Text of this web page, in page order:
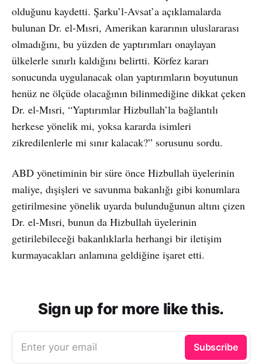
olduğunu kaydetti. Şarku’l-Avsat’a açıklamalarda
bulunan Dr. el-Mısri, Amerikan kararının uluslararası
olmadığını, bu yüzden de yaptırımları onaylayan
ülkelerle sınırlı kaldığını belirtti. Körfez kararı
sonucunda uygulanacak olan yaptırımların boyutunun
henüz ne ölçüde olacağının bilinmediğine dikkat çeken
Dr. el-Mısri, “Yaptırımlar Hizbullah’la bağlantılı
herkese yönelik mi, yoksa kararda isimleri
zikredilenlerle mi sınır kalacak?” sorusunu sordu.
ABD yönetiminin bir süre önce Hizbullah üyelerinin
maliye, dışişleri ve savunma bakanlığı gibi konumlara
getirilmesine yönelik uyarda bulunduğunun altını çizen
Dr. el-Mısri, bunun da Hizbullah üyelerinin
getirilebileceği bakanlıklarla herhangi bir iletişim
kurmayacakları anlamına geldiğine işaret etti.
Sign up for more like this.
Enter your email Subscribe